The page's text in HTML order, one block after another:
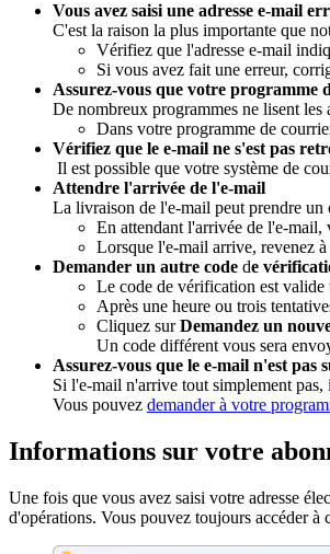
Vous avez saisi une adresse e-mail
C'est la raison la plus importante que
Vérifiez que l'adresse e-mail
Si vous avez fait une erreur,
Assurez-vous que votre programme
De nombreux programmes ne lisent les
Dans votre programme de
Vérifiez que le e-mail ne s'est pas
Il est possible que votre système de
Attendre l'arrivée de l'e-mail
La livraison de l'e-mail peut prendre un
En attendant l'arrivée de l'e-
Lorsque l'e-mail arrive, revenez
Demander un autre code de
Le code de vérification est valide
Après une heure ou trois
Cliquez surDemandez un
Un code différent vous sera
Assurez-vous que le e-mail n'est
Si l'e-mail n'arrive tout simplement
Vous pouvez demander à votre
Informations sur votre
Une fois que vous avez saisi votre adresse
d'opérations. Vous pouvez toujours accéder à